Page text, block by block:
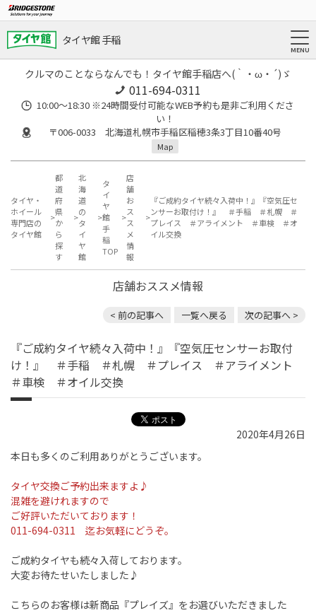
タイヤ館 手稲
クルマのことならなんでも！タイヤ館手稲店へ(｀・ω・´)ゞ
011-694-0311
10:00～18:30 ※24時間受付可能なWEB予約も是非ご利用くださ
い！
〒006-0033 北海道札幌市手稲区稲穂3条3丁目10番40号
Map
タイヤ・
ホイール
専門店の
タイヤ館
都
道
府
県
か
ら
探
す
北
海
道
の
タ
イ
ヤ
館
タ
イ
ヤ
館
手
稲
TOP
店
舗
お
ス
ス
メ
情
報
『ご成約タイヤ続々入荷中！』『空気圧セ
ンサーお取付け！』 ＃手稲 ＃札幌 ＃
プレイス ＃アライメント ＃車検 ＃オ
イル交換
店舗おススメ情報
< 前の記事へ 一覧へ戻る 次の記事へ >
『ご成約タイヤ続々入荷中！』『空気圧センサーお取付
け！』 ＃手稲 ＃札幌 ＃プレイス ＃アライメント
＃車検 ＃オイル交換
2020年4月26日
本日も多くのご利用ありがとうございます。
タイヤ交換ご予約出来ますよ♪
混雑を避けれますので
ご好評いただいております！
011-694-0311 迄お気軽にどうぞ。
ご成約タイヤも続々入荷しております。
大変お待たせいたしました♪
こちらのお客様は新商品『プレイズ』をお選びいただきました